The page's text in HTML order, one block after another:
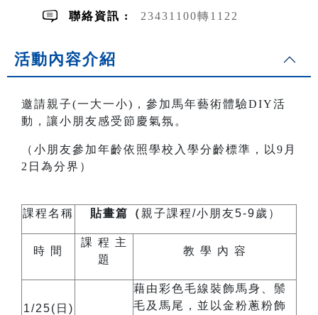
聯絡資訊 : 23431100轉1122
活動內容介紹
邀請親子(一大一小)，參加馬年藝術體驗DIY活
動，讓小朋友感受節慶氣氛。
（小朋友參加年齡依照學校入學分齡標準，以9月
2日為分界）
課程名稱 貼畫篇（ 親子課程/小朋友5-9歲）
時 間
課 程 主
題
教 學 內 容
1/25(日)
藉由彩色毛線裝飾馬身、鬃
毛及馬尾，並以金粉蔥粉飾